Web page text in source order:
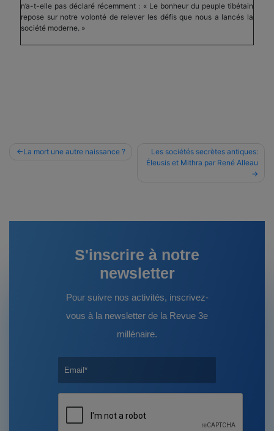
n’a-t-elle pas déclaré récemment : « Le bonheur du peuple tibétain
repose sur notre volonté de relever les défis que nous a lancés la
société moderne. »
Navigation
La mort une autre naissance ?
Les sociétés secrètes antiques:
Éleusis et Mithra par René Alleau
S'inscrire à notre
newsletter
Pour suivre nos activités, inscrivez-
vous à la newsletter de la Revue 3e
millénaire.